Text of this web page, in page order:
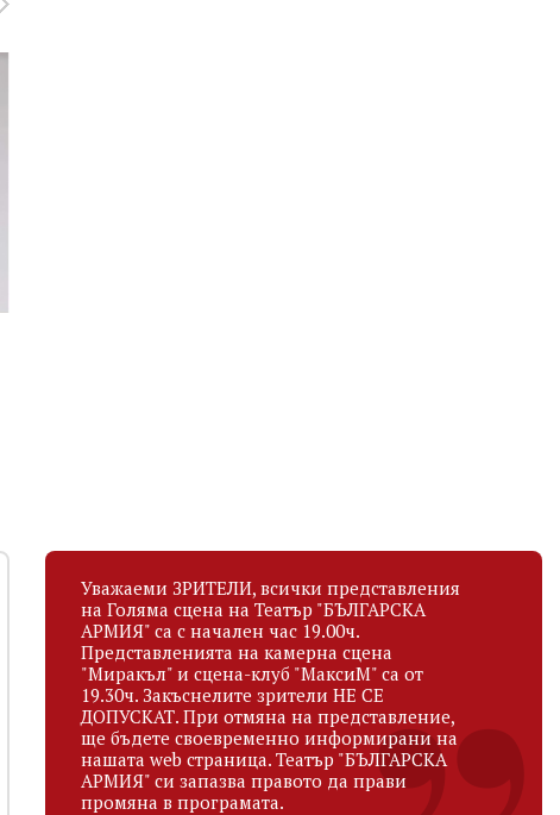
Уважаеми ЗРИТЕЛИ, всички представления
на Голяма сцена на Театър "БЪЛГАРСКА
АРМИЯ" са с начален час 19.00ч.
Представленията на камерна сцена
"Миракъл" и сцена-клуб "МаксиМ" са от
19.30ч. Закъснелите зрители НЕ СЕ
ДОПУСКАТ. При отмяна на представление,
ще бъдете своевременно информирани на
нашата web страница. Театър "БЪЛГАРСКА
АРМИЯ" си запазва правото да прави
промяна в програмата.